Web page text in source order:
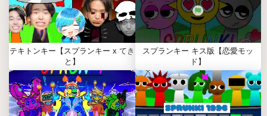
テキトンキー【スプランキー x てき
と】
スプランキー キス版【恋愛モッ
ド】